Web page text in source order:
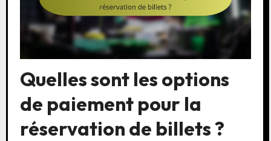
Quelles sont les options
de paiement pour la
réservation de billets ?